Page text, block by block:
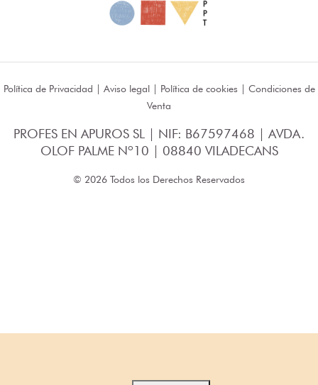
Política de Privacidad | Aviso legal| Política de cookies | Condiciones de
Venta
PROFES EN APUROS SL | NIF: B67597468 | AVDA.
OLOF PALME Nº10 | 08840 VILADECANS
© 2026 Todos los Derechos Reservados